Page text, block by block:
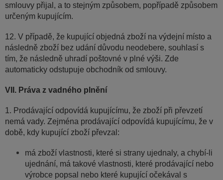
smlouvy přijal, a to stejným způsobem, popřípadě způsobem
určeným kupujícím.
12. V případě, že kupující objedná zboží na výdejní místo a
následně zboží bez udání důvodu neodebere, souhlasí s
tím, že následně uhradí poštovné v plné výši. Zde
automaticky odstupuje obchodník od smlouvy.
VII. Práva z vadného plnění
1. Prodávající odpovídá kupujícímu, že zboží při převzetí
nemá vady. Zejména prodávající odpovídá kupujícímu, že v
době, kdy kupující zboží převzal:
má zboží vlastnosti, které si strany ujednaly, a chybí-li
ujednání, má takové vlastnosti, které prodávající nebo
výrobce popsal nebo které kupující očekával s